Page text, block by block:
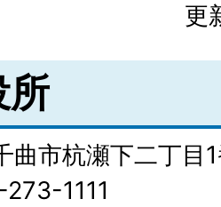
更
所
市杭瀬下二丁目
1111